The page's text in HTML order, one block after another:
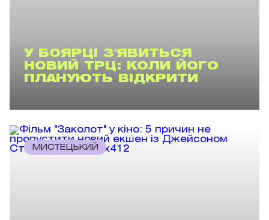
У БОЯРЦІ З'ЯВИТЬСЯ
НОВИЙ ТРЦ: КОЛИ ЙОГО
ПЛАНУЮТЬ ВІДКРИТИ
МИСТЕЦЬКИЙ